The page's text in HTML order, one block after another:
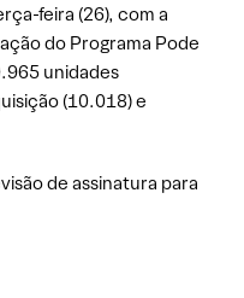
feira (26), com a
do Programa Pode
unidades
(10.018) e
de assinatura para